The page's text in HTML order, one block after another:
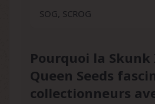
SOG, SCROG
Pourquoi la Skunk
Queen Seeds
collectionneurs